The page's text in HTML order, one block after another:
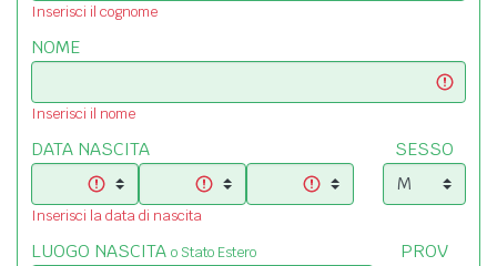
Inserisci il cognome
NOME
Inserisci il nome
DATA NASCITA
Inserisci la data di nascita
SESSO
LUOGO NASCITA o Stato Estero PROV